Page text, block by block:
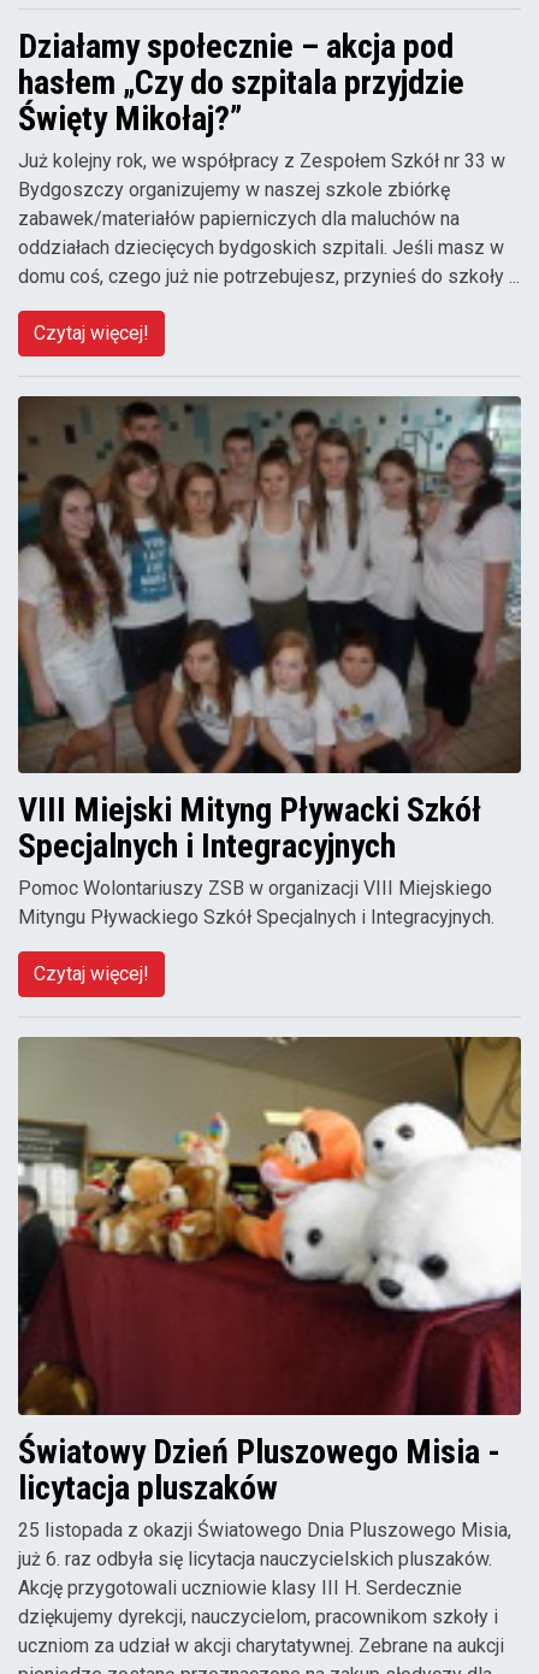
Działamy społecznie – akcja pod
hasłem „Czy do szpitala przyjdzie
Święty Mikołaj?”
Już kolejny rok, we współpracy z Zespołem Szkół nr 33 w
Bydgoszczy organizujemy w naszej szkole zbiórkę
zabawek/materiałów papierniczych dla maluchów na
oddziałach dziecięcych bydgoskich szpitali. Jeśli masz w
domu coś, czego już nie potrzebujesz, przynieś do szkoły ...
Czytaj więcej!
VIII Miejski Mityng Pływacki Szkół
Specjalnych i Integracyjnych
Pomoc Wolontariuszy ZSB w organizacji VIII Miejskiego
Mityngu Pływackiego Szkół Specjalnych i Integracyjnych.
Czytaj więcej!
Światowy Dzień Pluszowego Misia -
licytacja pluszaków
25 listopada z okazji Światowego Dnia Pluszowego Misia,
już 6. raz odbyła się licytacja nauczycielskich pluszaków.
Akcję przygotowali uczniowie klasy III H. Serdecznie
dziękujemy dyrekcji, nauczycielom, pracownikom szkoły i
uczniom za udział w akcji charytatywnej. Zebrane na aukcji